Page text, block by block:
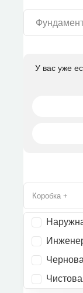
У вас уже
Коробка +